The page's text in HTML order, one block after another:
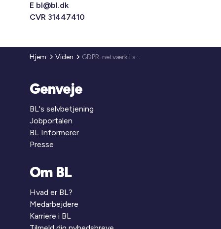
E bl@bl.dk
CVR 31447410
Hjem Viden GDPR-netværk i samarbejde med Accura Advokatpartnerskab
Genveje
BL's selvbetjening
Jobportalen
BL Informerer
Presse
Om BL
Hvad er BL?
Medarbejdere
Karriere i BL